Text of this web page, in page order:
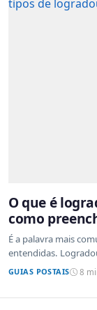
O que é
como
É a palavra mais
entendidas.
GUIAS POSTAIS 8